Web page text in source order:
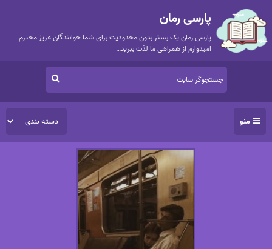
پارسی رمان
پارسی رمان یک بستر بدون محدودیت برای شما خوانندگان عزیز محترم
امیدوارم از همراهی ما لذت ببرید…
منو